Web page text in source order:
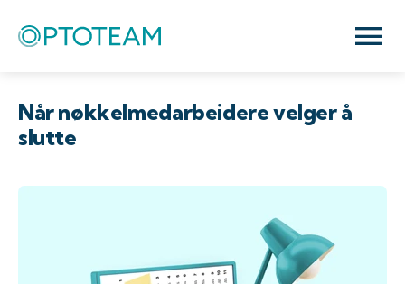
Når nøkkelmedarbeidere velger å
slutte